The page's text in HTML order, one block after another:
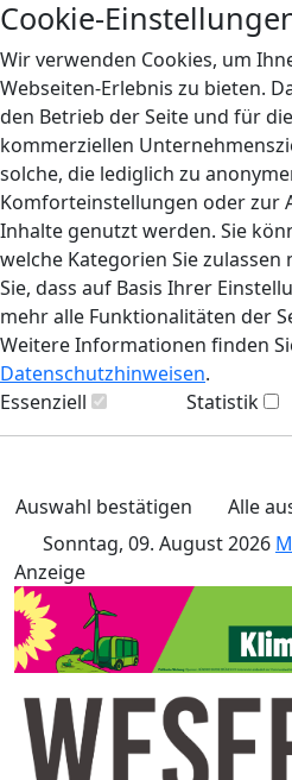
Cookie-
Wir verwenden Cookies, um
Webseiten-Erlebnis zu bieten.
den Betrieb der Seite und für
kommerziellen
solche, die lediglich zu
Komforteinstellungen oder zur
Inhalte genutzt werden. Sie
welche Kategorien Sie
Sie, dass auf Basis Ihrer
mehr alle Funktionalitäten der
Weitere Informationen finden
Datenschutzhinweisen.
Essenziell
Statistik
Auswahl bestätigen
Alle
Sonntag, 09. August 2026
Anzeige